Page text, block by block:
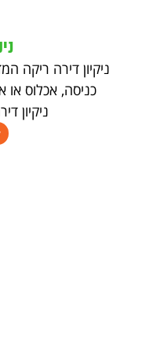
ניקיון דירה ריקה
כניסה, אכלוס או
ניקיון